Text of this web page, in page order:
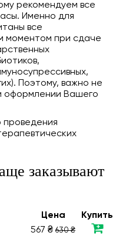
рекомендуем все
Именно для
все
моментом при сдаче
Поэтому, важно не
оформлении Вашего
проведения
заказывают
Цена
Купить
567 ₴ 630 ₴